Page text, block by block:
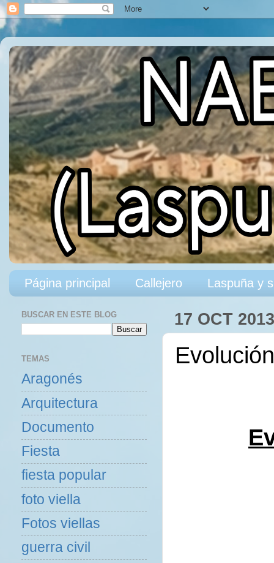
Página principal Callejero Laspuña y
17 OCT 2013
BUSCAR EN ESTE BLOG
TEMAS
Aragonés
Arquitectura
Documento
Fiesta
fiesta popular
foto viella
Fotos viellas
guerra civil